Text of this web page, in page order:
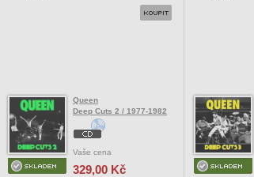
Queen
Deep Cuts 2 / 1977-1982
Vaše cena
329,00 Kč